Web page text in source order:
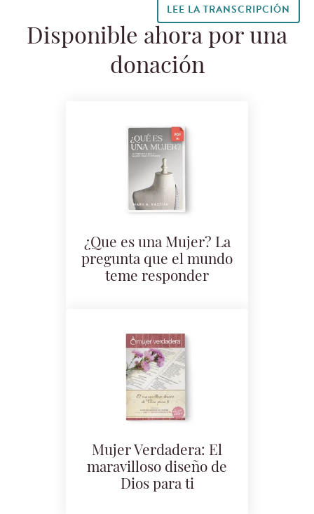
LEE LA TRANSCRIPCIÓN
Disponible ahora por una
donación
¿Que es una Mujer? La
pregunta que el mundo
teme responder
Mujer Verdadera: El
maravilloso diseño de
Dios para ti